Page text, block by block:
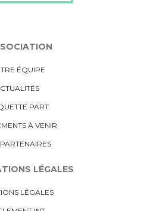
ÉQUIPE
PART.
À VENIR
LÉGALES
LÉGALES